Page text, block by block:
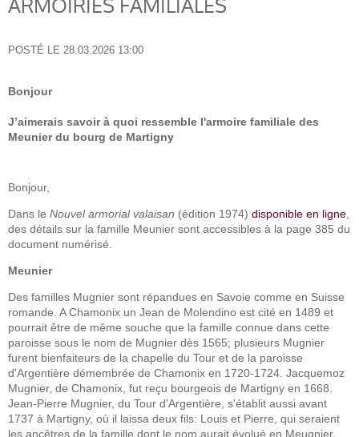
ARMOIRIES FAMILIALES
POSTÉ LE 28.03.2026 13:00
Bonjour
J’aimerais savoir à quoi ressemble l'armoire familiale des
Meunier du bourg de Martigny
Bonjour,
Dans le Nouvel armorial valaisan (édition 1974) disponible en ligne
des détails sur la famille Meunier sont accessibles à la page 385 du
document numérisé.
Meunier
Des familles Mugnier sont répandues en Savoie comme en Suisse
romande. A Chamonix un Jean de Molendino est cité en 1489 et
pourrait être de même souche que la famille connue dans cette
paroisse sous le nom de Mugnier dès 1565; plusieurs Mugnier
furent bienfaiteurs de la chapelle du Tour et de la paroisse
d'Argentière démembrée de Chamonix en 1720-1724. Jacquemoz
Mugnier, de Chamonix, fut reçu bourgeois de Martigny en 1668.
Jean-Pierre Mugnier, du Tour d'Argentière, s'établit aussi avant
1737 à Martigny, où il laissa deux fils: Louis et Pierre, qui seraient
les ancêtres de la famille dont le nom aurait évolué en Meugnier,